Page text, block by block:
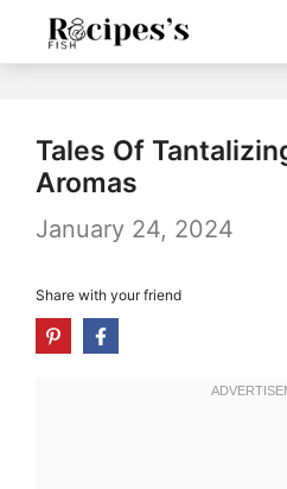
Tales Of
Aromas
January 24, 2024
Share with your friend